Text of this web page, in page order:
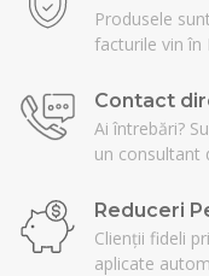
Produsele
facturile vin în
Contact
Ai întrebări?
un consultant
Reduceri
Clienții fideli
aplicate